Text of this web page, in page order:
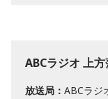
ABCラジオ 上方
放送局： ABCラジ